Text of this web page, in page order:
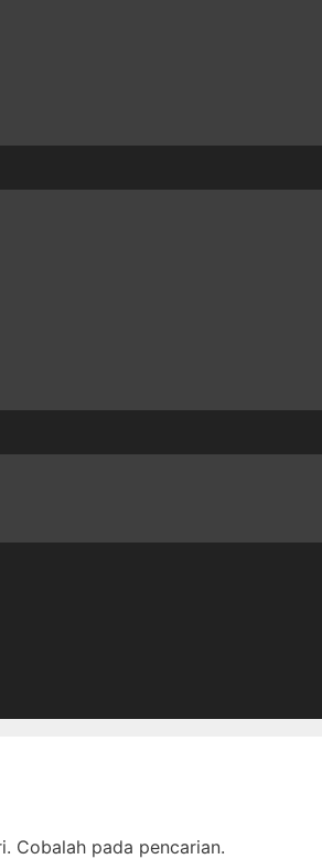
Cobalah pada pencarian.